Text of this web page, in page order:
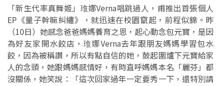
「新生代率真舞姬」琟娜Verna唱跳過人，甫推出首張個人
EP《量子幹嘛糾纏》，就迅速在校園竄起，前程似錦。昨
（10日）她感念爸爸媽媽養育之恩，起心動念包元寶，是因
為好友家開水餃店，琟娜Verna去年跟朋友媽媽學習包水
餃，因為被稱讚，所以有點自信的她，鼓起圍爐下元寶給家
人的念頭，她跟媽媽感情好，有時直呼媽媽本名「麗芬」都
沒關係，她笑說：「這次回家過年一定要秀一下，還特別請